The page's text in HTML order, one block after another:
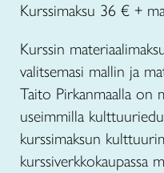
Kurssimaksu 36 € +
Kurssin
valitsemasi mallin ja
Taito Pirkanmaalla on
useimmilla
kurssimaksun
kurssiverkkokaupassa